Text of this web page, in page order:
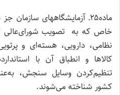
ماده۲۵ـ آزمایشگاههای
خاص که به تصویب شورای‌عالی
نظامی، دارویی، هسته‌ای و
کالاها و انطباق آن با
تنظیم‌کردن وسایل سنجش،
کشور شناخته می‌شوند.